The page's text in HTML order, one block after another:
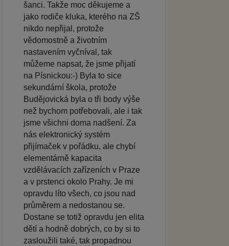
šanci. Takže moc děkujeme a
jako rodiče kluka, kterého na ZŠ
nikdo nepřijal, protože
vědomostně a životním
nastavením vyčníval, tak
můžeme napsat, že jsme přijatí
na Písnickou:-) Byla to sice
sekundární škola, protože
Budějovická byla o tři body výše
než bychom potřebovali, ale i tak
jsme všichni doma nadšení. Za
nás elektronický systém
přijímaček v pořádku, ale chybí
elementárně kapacita
vzdělávacích zařízeních v Praze
a v prstenci okolo Prahy. Je mi
opravdu líto všech, co jsou nad
průměrem a nedostanou se.
Dostane se totiž opravdu jen elita
dětí a hodně dobrých, co by si to
zasloužili také, tak propadnou